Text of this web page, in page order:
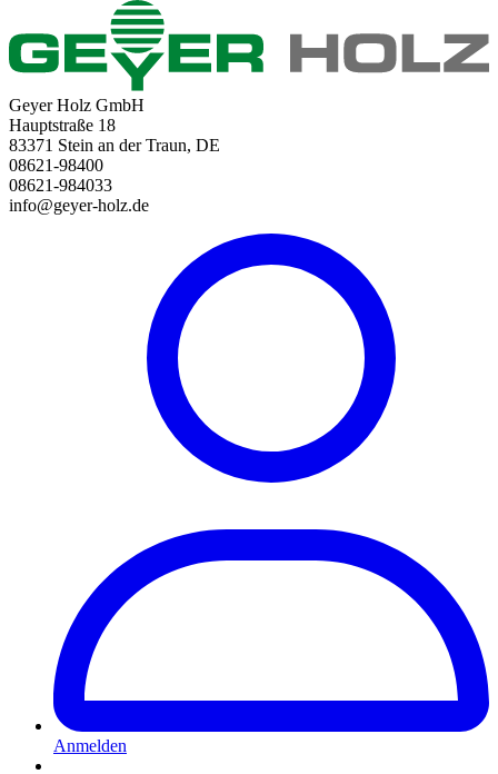
Geyer Holz GmbH
Hauptstraße 18
83371 Stein an der Traun, DE
08621-98400
08621-984033
info@geyer-holz.de
Anmelden